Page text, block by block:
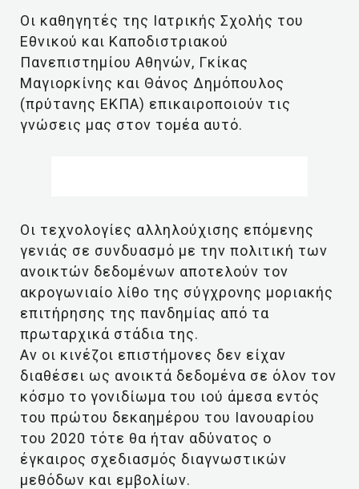
Οι καθηγητές της Ιατρικής Σχολής του
Εθνικού και Καποδιστριακού
Πανεπιστημίου Αθηνών, Γκίκας
Μαγιορκίνης και Θάνος Δημόπουλος
(πρύτανης ΕΚΠΑ) επικαιροποιούν τις
γνώσεις μας στον τομέα αυτό.
Οι τεχνολογίες αλληλούχισης επόμενης
γενιάς σε συνδυασμό με την πολιτική των
ανοικτών δεδομένων αποτελούν τον
ακρογωνιαίο λίθο της σύγχρονης μοριακής
επιτήρησης της πανδημίας από τα
πρωταρχικά στάδια της.
Αν οι κινέζοι επιστήμονες δεν είχαν
διαθέσει ως ανοικτά δεδομένα σε όλον τον
κόσμο το γονιδίωμα του ιού άμεσα εντός
του πρώτου δεκαημέρου του Ιανουαρίου
του 2020 τότε θα ήταν αδύνατος ο
έγκαιρος σχεδιασμός διαγνωστικών
μεθόδων και εμβολίων.